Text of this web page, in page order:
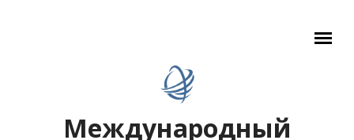
Международный